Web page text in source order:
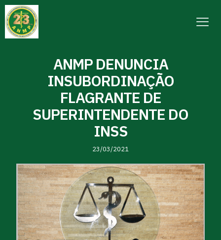
ANMP DENUNCIA
INSUBORDINAÇÃO
FLAGRANTE DE
SUPERINTENDENTE DO
INSS
23/03/2021